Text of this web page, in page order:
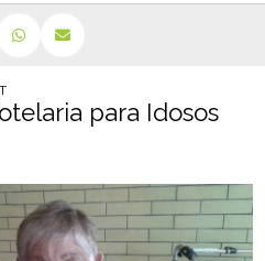
DE HOTELARIA PARA IDOSOS
para Idosos